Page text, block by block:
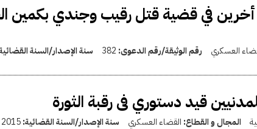
إعدام متهمان وبراءة 5 أخرين في قضية قتل رقيب وجندي
العسكري رقم الوثيقة/رقم الدعوى: 382 سنة الإصدار/السنة
قيد دستوري فى رقبة الثورة
المجال و القطاع: القضاء العسكري سنة الإصدار/السنة القضائية:2015